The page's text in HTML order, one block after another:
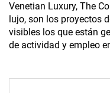
Venetian Luxury, The
lujo, son los proyectos
visibles los que están
de actividad y empleo